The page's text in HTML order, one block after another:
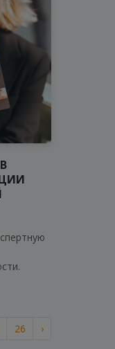
26 ›